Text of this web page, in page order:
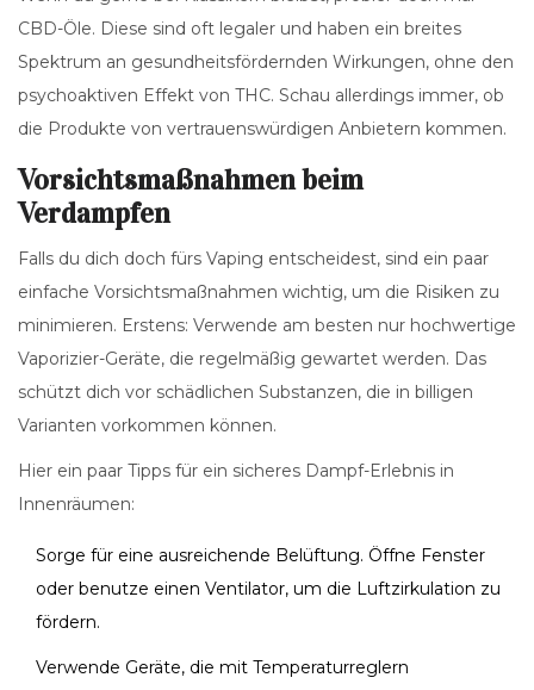
CBD-Öle. Diese sind oft legaler und haben ein breites
Spektrum an gesundheitsfördernden Wirkungen, ohne den
psychoaktiven Effekt von THC. Schau allerdings immer, ob
die Produkte von vertrauenswürdigen Anbietern kommen.
Vorsichtsmaßnahmen beim
Verdampfen
Falls du dich doch fürs Vaping entscheidest, sind ein paar
einfache Vorsichtsmaßnahmen wichtig, um die Risiken zu
minimieren. Erstens: Verwende am besten nur hochwertige
Vaporizier-Geräte, die regelmäßig gewartet werden. Das
schützt dich vor schädlichen Substanzen, die in billigen
Varianten vorkommen können.
Hier ein paar Tipps für ein sicheres Dampf-Erlebnis in
Innenräumen:
Sorge für eine ausreichende Belüftung. Öffne Fenster
oder benutze einen Ventilator, um die Luftzirkulation zu
fördern.
Verwende Geräte, die mit Temperaturreglern